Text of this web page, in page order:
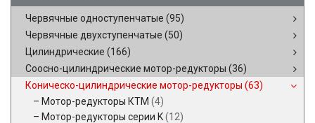
Червячные одноступенчатые (95)
Червячные двухступенчатые (50)
Цилиндрические (166)
Соосно-цилиндрические мотор-редукторы (36)
Коническо-цилиндрические мотор-редукторы (63)
Мотор-редукторы КТМ (4)
Мотор-редукторы серии K(12)